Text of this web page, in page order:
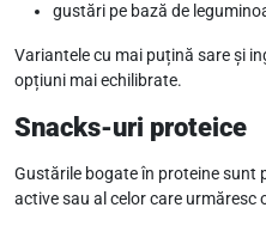
gustări pe bază de
Variantele cu mai puțină sare și
opțiuni mai echilibrate.
Snacks-uri proteice
Gustările bogate în proteine sunt
active sau al celor care urmăresc